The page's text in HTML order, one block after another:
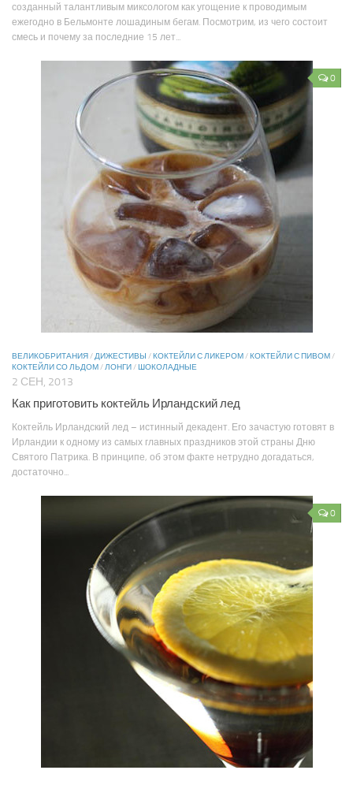
созданный талантливым миксологом как угощение к проводимым
ежегодно в Бельмонте лошадиным бегам. Посмотрим, из чего состоит
смесь и почему за последние 15 лет...
0
ВЕЛИКОБРИТАНИЯ/ДИЖЕСТИВЫ /КОКТЕЙЛИ С ЛИКЕРОМ/КОКТЕЙЛИ С ПИВОМ/
КОКТЕЙЛИ СО ЛЬДОМ/ЛОНГИ/ШОКОЛАДНЫЕ
2 СЕН, 2013
Как приготовить коктейль Ирландский лед
Коктейль Ирландский лед – истинный декадент. Его зачастую готовят в
Ирландии к одному из самых главных праздников этой страны Дню
Святого Патрика. В принципе, об этом факте нетрудно догадаться,
достаточно...
0